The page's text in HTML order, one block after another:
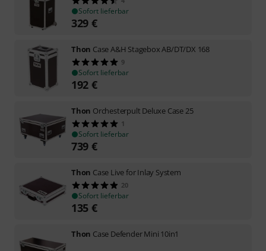
Sofort lieferbar
329 €
Thon Case A&H Stagebox AB/DT/DX 168
9
Sofort lieferbar
192 €
Thon Orchesterpult Deluxe Case 25
1
Sofort lieferbar
739 €
Thon Case Live for Inlay System
20
Sofort lieferbar
135 €
Thon Case Defender Mini 10in1